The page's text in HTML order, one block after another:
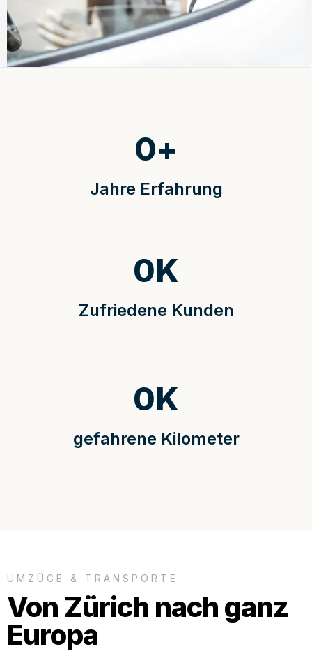
Jahre Erfahrung
0+
Zufriedene Kunden
0K
gefahrene Kilometer
0K
UMZÜGE & TRANSPORTE
Von Zürich nach ganz
Europa